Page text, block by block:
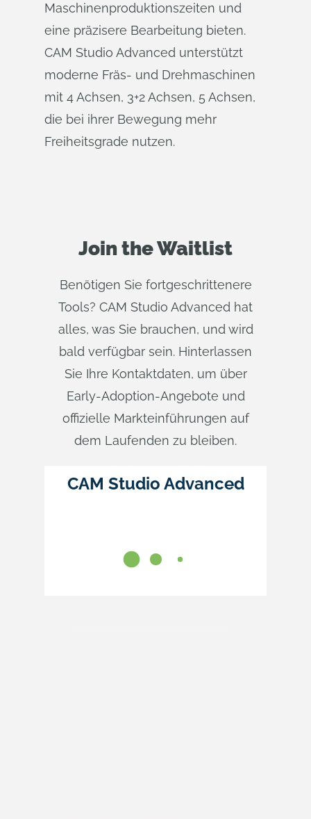
Maschinenproduktionszeiten und
eine präzisere Bearbeitung bieten.
CAM Studio Advanced unterstützt
moderne Fräs- und Drehmaschinen
mit 4 Achsen, 3+2 Achsen, 5 Achsen,
die bei ihrer Bewegung mehr
Freiheitsgrade nutzen.
Join the Waitlist
Benötigen Sie fortgeschrittenere
Tools? CAM Studio Advanced hat
alles, was Sie brauchen, und wird
bald verfügbar sein. Hinterlassen
Sie Ihre Kontaktdaten, um über
Early-Adoption-Angebote und
offizielle Markteinführungen auf
dem Laufenden zu bleiben.
CAM Studio Advanced